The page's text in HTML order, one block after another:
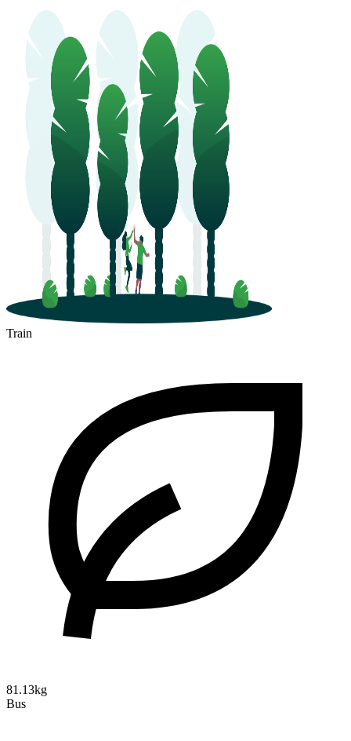
Train
81.13kg
Bus